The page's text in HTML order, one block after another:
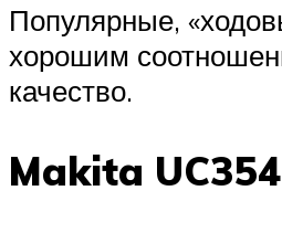
Популярные,
хорошим
качество.
Makita